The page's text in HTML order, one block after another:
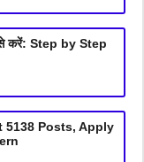
करें: Step by Step
5138 Posts, Apply